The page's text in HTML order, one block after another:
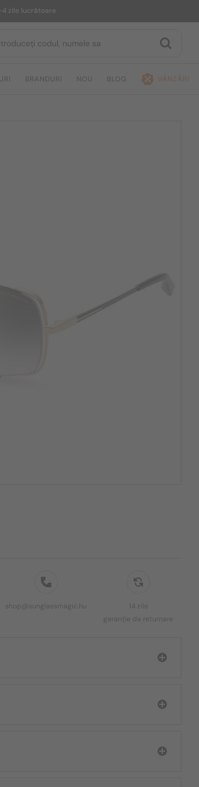
lucrătoare
BRANDURI NOU BLOG VÂNZĂRI
shop@sunglassmagic.hu
14 zile
garanție de returnare